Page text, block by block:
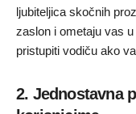
ljubiteljica skočnih
zaslon i ometaju vas
pristupiti vodiču ako
2. Jednostavna